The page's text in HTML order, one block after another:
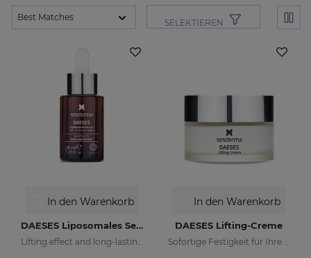
SELEKTIEREN
In den Warenkorb
DAESES Liposomales Serum 30 ML
Lifting effect and long-lasting firming action
In den Warenkorb
DAESES Lifting-Creme
Sofortige Festigkeit für Ihre Haut